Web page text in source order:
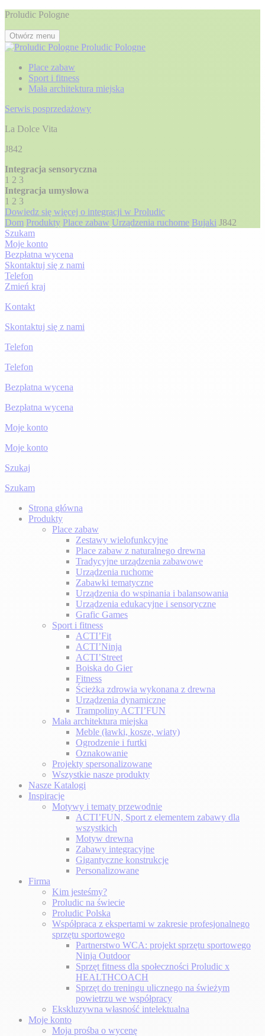
Proludic Pologne
Otwórz menu
Proludic Pologne
Place zabaw
Sport i fitness
Mała architektura miejska
Serwis posprzedażowy
La Dolce Vita
J842
Integracja sensoryczna
1 2 3
Integracja umysłowa
1 2 3
Dowiedz się więcej o integracji w Proludic
Dom Produkty Place zabaw Urządzenia ruchome Bujaki J842
Szukam
Moje konto
Bezpłatna wycena
Skontaktuj się z nami
Telefon
Zmień kraj
Kontakt
Skontaktuj się z nami
Telefon
Telefon
Bezpłatna wycena
Bezpłatna wycena
Moje konto
Moje konto
Szukaj
Szukam
Strona główna
Produkty
Place zabaw
Zestawy wielofunkcyjne
Place zabaw z naturalnego drewna
Tradycyjne urządzenia zabawowe
Urządzenia ruchome
Zabawki tematyczne
Urządzenia do wspinania i balansowania
Urządzenia edukacyjne i sensoryczne
Grafic Games
Sport i fitness
ACTI’Fit
ACTI’Ninja
ACTI’Street
Boiska do Gier
Fitness
Ścieżka zdrowia wykonana z drewna
Urządzenia dynamiczne
Trampoliny ACTI’FUN
Mała architektura miejska
Meble (ławki, kosze, wiaty)
Ogrodzenie i furtki
Oznakowanie
Projekty spersonalizowane
Wszystkie nasze produkty
Nasze Katalogi
Inspiracje
Motywy i tematy przewodnie
ACTI’FUN, Sport z elementem zabawy dla
wszystkich
Motyw drewna
Zabawy integracyjne
Gigantyczne konstrukcje
Personalizowane
Firma
Kim jesteśmy?
Proludic na świecie
Proludic Polska
Współpraca z ekspertami w zakresie profesjonalnego
sprzętu sportowego
Partnerstwo WCA: projekt sprzętu sportowego
Ninja Outdoor
Sprzęt fitness dla społeczności Proludic x
HEALTHCOACH
Sprzęt do treningu ulicznego na świeżym
powietrzu we współpracy
Ekskluzywna własność intelektualna
Moje konto
Moja prośba o wycenę